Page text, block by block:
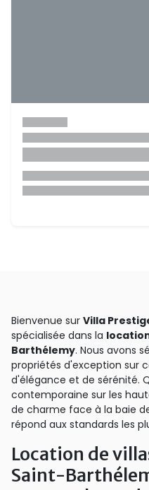
Bienvenue sur Villa
spécialisée dans la
Barthélemy. Nous avons
propriétés d'exception sur
d'élégance et de sérénité.
contemporaine sur les
de charme face à la baie
répond aux standards les
Location de
Saint-